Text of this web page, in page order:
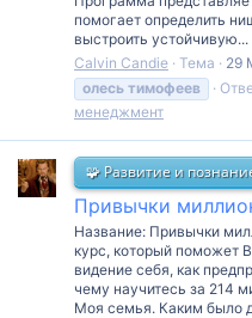
помогает определить
выстроить устойчивую...
Calvin Candie Тема 29
олесь тимофеев
менеджмент
🧩 Развитие и
Привычки
Название: Привычки
курс, который поможет
видение себя, как
чему научитесь за 214
Моя семья. Каким было